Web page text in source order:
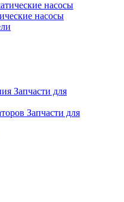
насосы
Запчасти для
Запчасти для